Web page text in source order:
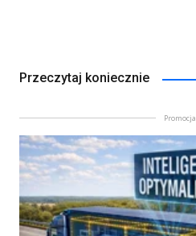
Przeczytaj koniecznie
Promocja